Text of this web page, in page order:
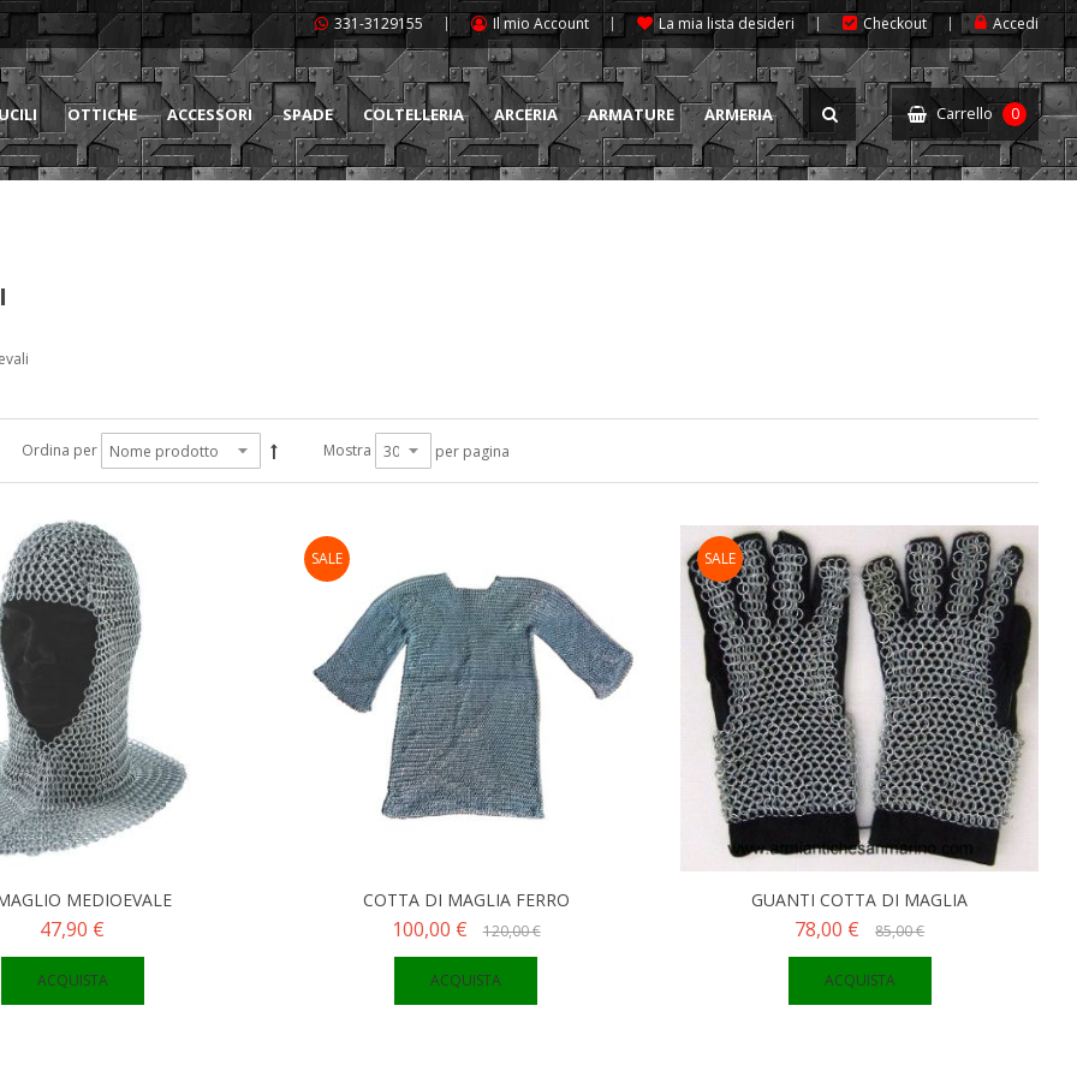
331-3129155 Il mio Account La mia lista desideri Checkout Accedi
OTTICHE ACCESSORI SPADE COLTELLERIA ARCERIA ARMATURE ARMERIA Carrello 0
Ordina per Mostra per pagina
MEDIOEVALE
47,90 €
ACQUISTA
SALE
COTTA DI MAGLIA FERRO
100,00 € 120,00 €
ACQUISTA
SALE
GUANTI COTTA DI MAGLIA
78,00 € 85,00 €
ACQUISTA